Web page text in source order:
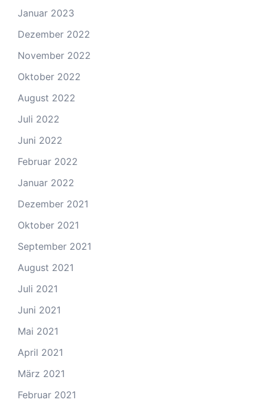
Januar 2023
Dezember 2022
November 2022
Oktober 2022
August 2022
Juli 2022
Juni 2022
Februar 2022
Januar 2022
Dezember 2021
Oktober 2021
September 2021
August 2021
Juli 2021
Juni 2021
Mai 2021
April 2021
März 2021
Februar 2021